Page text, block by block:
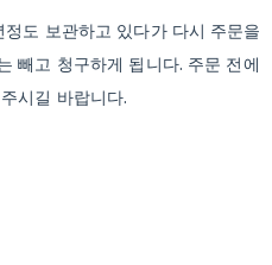
도 보관하고 있다가 다시 주문을
빼고 청구하게 됩니다. 주문 전에
시길 바랍니다.